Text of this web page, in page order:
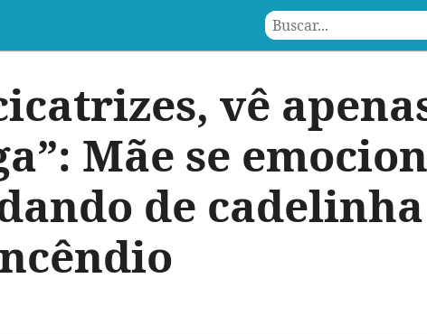
vê
Mãe se
de